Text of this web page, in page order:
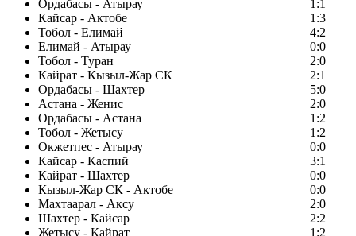
Ордабасы - Атырау
1:1
Кайсар - Актобе
1:3
Тобол - Елимай
4:2
Елимай - Атырау
0:0
Тобол - Туран
2:0
Кайрат - Кызыл-Жар СК
2:1
Ордабасы - Шахтер
5:0
Астана - Женис
2:0
Ордабасы - Астана
1:2
Тобол - Жетысу
1:2
Окжетпес - Атырау
0:0
Кайсар - Каспий
3:1
Кайрат - Шахтер
0:0
Кызыл-Жар СК - Актобе
0:0
Махтаарал - Аксу
2:0
Шахтер - Кайсар
2:2
Жетысу - Кайрат
1:2